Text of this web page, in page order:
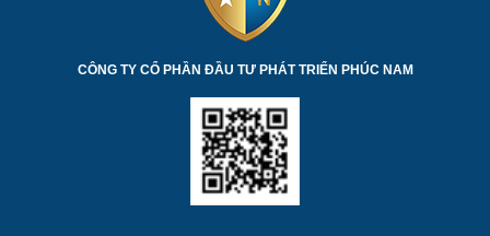
CÔNG TY CỔ PHẦN ĐẦU TƯ PHÁT TRIỂN PHÚC NAM